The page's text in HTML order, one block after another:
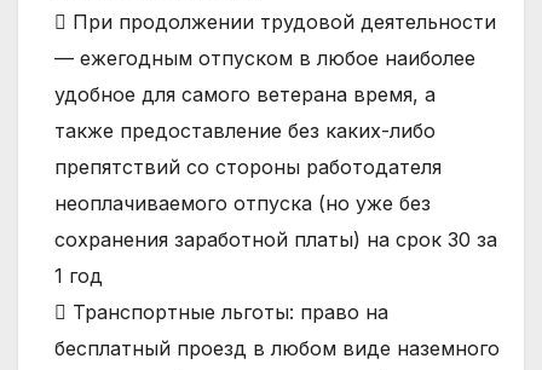
 При продолжении трудовой деятельности
— ежегодным отпуском в любое наиболее
удобное для самого ветерана время, а
также предоставление без каких-либо
препятствий со стороны работодателя
неоплачиваемого отпуска (но уже без
сохранения заработной платы) на срок 30 за
1 год
 Транспортные льготы: право на
бесплатный проезд в любом виде наземного